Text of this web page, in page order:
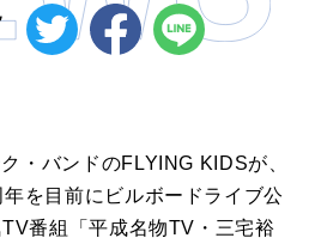
・バンドのFLYING KIDSが、
を目前にビルボードライブ公
番組「平成名物TV・三宅裕